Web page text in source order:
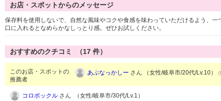
お店・スポットからのメッセージ
保存料を使用しないで、自然な風味やコクや食感を味わっていただけるよう、
口に入れるとなめらかなしっとり感。ぜひお試しください。
おすすめのクチコミ （17 件）
このお店・スポットの
推薦者
あぶなっかしー さん （女性/岐阜市/20代/Lv.10） (
コロボックル さん （女性/岐阜市/30代/Lv.1）